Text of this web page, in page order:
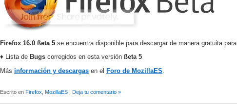
Firefox 16.0 ßeta 5 se encuentra disponible para descargar de manera gratuita para
♦ Lista de Bugs corregidos en esta versión ßeta 5
Más información y descargas en el Foro de MozillaES.
Escrito en Firefox, MozillaES Deja tu comentario »